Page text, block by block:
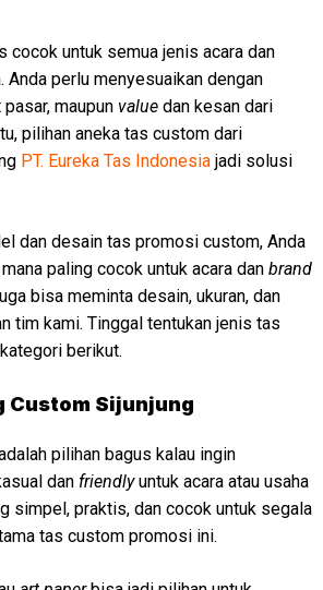
cocok untuk semua jenis acara dan
Anda perlu menyesuaikan dengan
maupun value dan kesan dari
pilihan aneka tas custom dari
PT. Eureka Tas Indonesia jadi solusi
dan desain tas promosi custom, Anda
paling cocok untuk acara dan brand
bisa meminta desain, ukuran, dan
tim kami. Tinggal tentukan jenis tas
berikut.
Custom Sijunjung
pilihan bagus kalau ingin
dan friendlyuntuk acara atau usaha
simpel, praktis, dan cocok untuk segala
tas custom promosi ini.